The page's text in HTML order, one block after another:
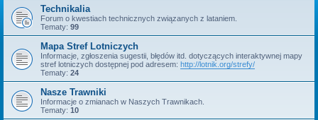
Technikalia
Forum o kwestiach technicznych związanych z lataniem.
Tematy: 99
Mapa Stref Lotniczych
Informacje, zgłoszenia sugestii, błędów itd. dotyczących interaktywnej mapy
stref lotniczych dostępnej pod adresem: http://lotnik.org/strefy/
Tematy: 24
Nasze Trawniki
Informacje o zmianach w Naszych Trawnikach.
Tematy: 10